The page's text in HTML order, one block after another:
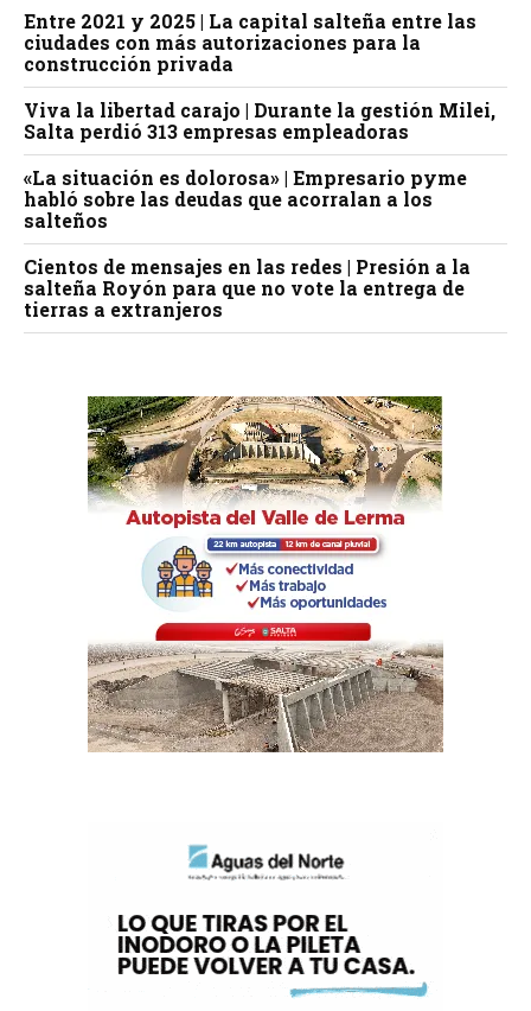
Entre 2021 y 2025 | La capital salteña entre las
ciudades con más autorizaciones para la
construcción privada
Viva la libertad carajo | Durante la gestión Milei,
Salta perdió 313 empresas empleadoras
«La situación es dolorosa» | Empresario pyme
habló sobre las deudas que acorralan a los
salteños
Cientos de mensajes en las redes | Presión a la
salteña Royón para que no vote la entrega de
tierras a extranjeros